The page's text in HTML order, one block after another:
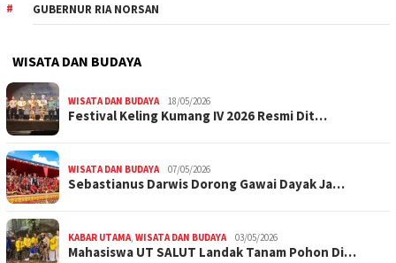
GUBERNUR RIA NORSAN
WISATA DAN BUDAYA
WISATA DAN BUDAYA 18/05/2026
Festival Keling Kumang IV 2026 Resmi Dit…
WISATA DAN BUDAYA 07/05/2026
Sebastianus Darwis Dorong Gawai Dayak Ja…
KABAR UTAMA, WISATA DAN BUDAYA 03/05/2026
Mahasiswa UT SALUT Landak Tanam Pohon Di…